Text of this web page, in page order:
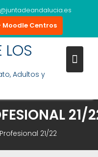
Centros
LOS
Adultos y
21/
21/22